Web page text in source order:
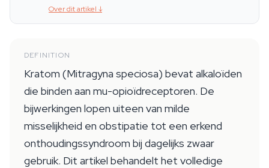
Over dit artikel ↓
DEFINITION
Kratom (Mitragyna speciosa) bevat alkaloïden
die binden aan mu-opioïdreceptoren. De
bijwerkingen lopen uiteen van milde
misselijkheid en obstipatie tot een erkend
onthoudingssyndroom bij dagelijks zwaar
gebruik. Dit artikel behandelt het volledige